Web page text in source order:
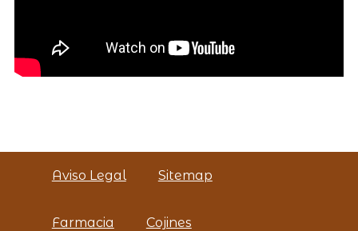
Aviso Legal Sitemap
Farmacia Cojines